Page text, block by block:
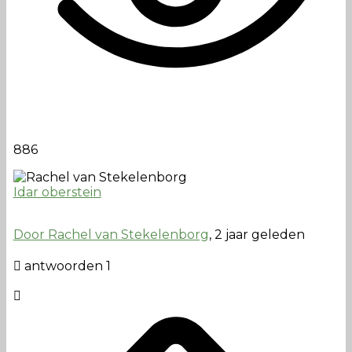
886
Idar oberstein
Door Rachel van Stekelenborg, 2 jaar geleden
antwoorden 1